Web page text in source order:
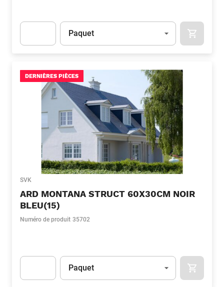
Unité
Paquet
DERNIÈRES PIÈCES
SVK
ARD MONTANA STRUCT 60X30CM NOIR
BLEU(15)
Numéro de produit 35702
Unité
Paquet